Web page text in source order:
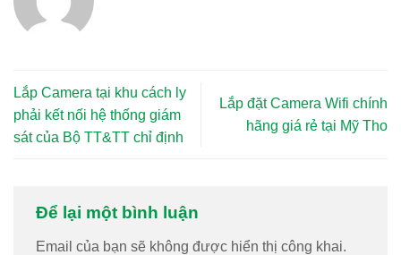
Lắp Camera tại khu cách ly
phải kết nối hệ thống giám
sát của Bộ TT&TT chỉ định
Lắp đặt Camera Wifi chính
hãng giá rẻ tại Mỹ Tho
Để lại một bình luận
Email của bạn sẽ không được hiển thị công khai.